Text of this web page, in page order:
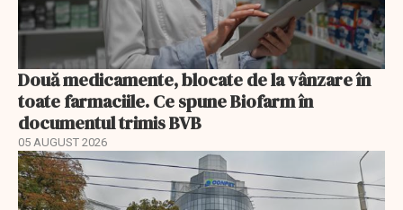
Două medicamente, blocate de la vânzare în
toate farmaciile. Ce spune Biofarm în
documentul trimis BVB
05 AUGUST 2026